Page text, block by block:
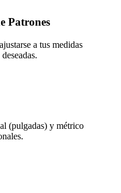
Patrones
a tus medidas
(pulgadas) y métrico